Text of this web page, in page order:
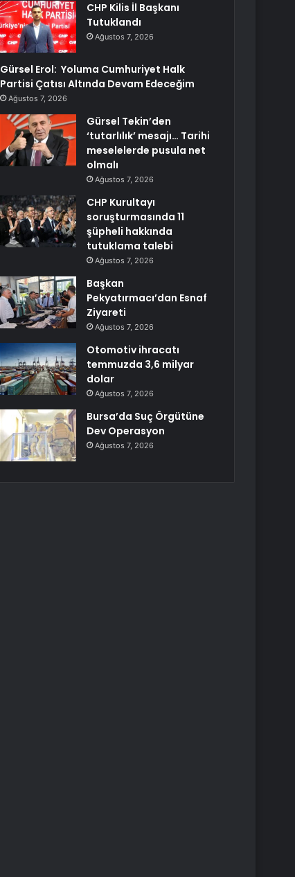
CHP Kilis İl Başkanı
Tutuklandı
Ağustos 7, 2026
Gürsel Erol: Yoluma Cumhuriyet Halk
Partisi Çatısı Altında Devam Edeceğim
Ağustos 7, 2026
Gürsel Tekin’den
‘tutarlılık’ mesajı… Tarihi
meselelerde pusula net
olmalı
Ağustos 7, 2026
CHP Kurultayı
soruşturmasında 11
şüpheli hakkında
tutuklama talebi
Ağustos 7, 2026
Başkan
Pekyatırmacı’dan Esnaf
Ziyareti
Ağustos 7, 2026
Otomotiv ihracatı
temmuzda 3,6 milyar
dolar
Ağustos 7, 2026
Bursa’da Suç Örgütüne
Dev Operasyon
Ağustos 7, 2026